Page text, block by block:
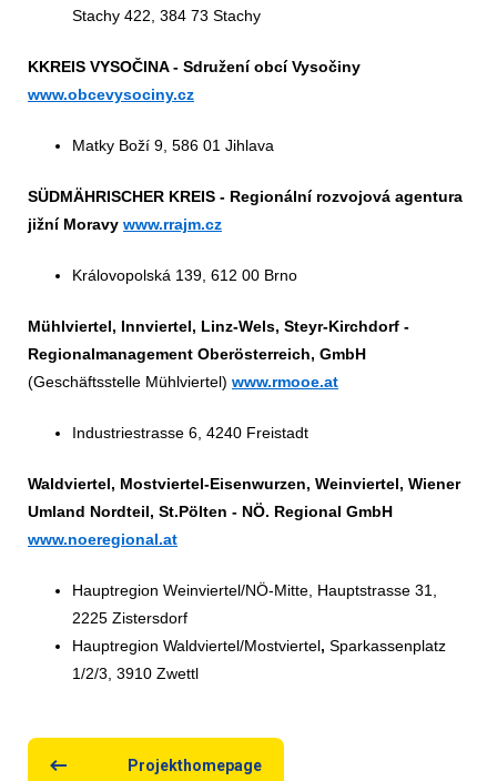
Stachy 422, 384 73 Stachy
KKREIS VYSOČINA - Sdružení obcí Vysočiny
www.obcevysociny.cz
Matky Boží 9, 586 01 Jihlava
SÜDMÄHRISCHER KREIS - Regionální rozvojová agentura
jižní­ Moravy www.rrajm.cz
Královopolská 139, 612 00 Brno
Mühlviertel, Innviertel, Linz-Wels, Steyr-Kirchdorf -
Regionalmanagement Oberösterreich, GmbH
(Geschäftsstelle Mühlviertel) www.rmooe.at
Industriestrasse 6, 4240 Freistadt
Waldviertel, Mostviertel-Eisenwurzen, Weinviertel, Wiener
Umland Nordteil, St.Pölten - NÖ. Regional GmbH
www.noeregional.at
Hauptregion Weinviertel/NÖ-Mitte, Hauptstrasse 31,
2225 Zistersdorf
Hauptregion Waldviertel/Mostviertel, Sparkassenplatz
1/2/3, 3910 Zwettl
Projekthomepage